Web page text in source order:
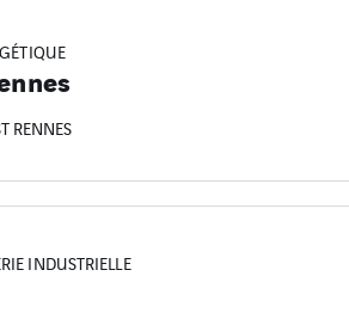
RENNES
INDUSTRIELLE